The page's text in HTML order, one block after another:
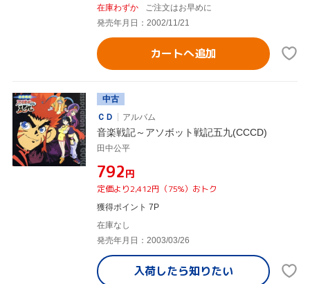
在庫わずか
ご注文はお早めに
発売年月日：2002/11/21
カートへ追加
中古
ＣＤ
アルバム
音楽戦記～アソボット戦記五九(CCCD)
田中公平
¥792円
定価より2,412円（75%）おトク
獲得ポイント 7P
在庫なし
発売年月日：2003/03/26
入荷したら知りたい